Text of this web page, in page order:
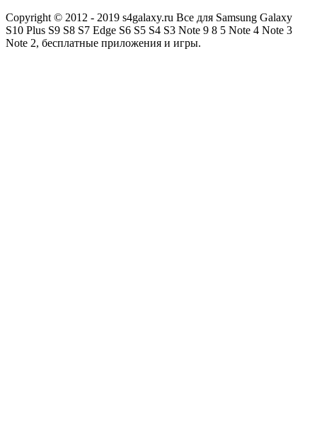
Copyright © 2012 - 2019 s4galaxy.ru Все для Samsung Galaxy
S10 Plus S9 S8 S7 Edge S6 S5 S4 S3 Note 9 8 5 Note 4 Note 3
Note 2, бесплатные приложения и игры.